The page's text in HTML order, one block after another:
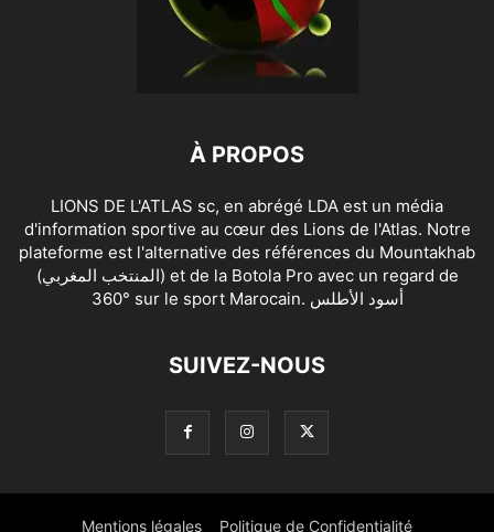
À PROPOS
LIONS DE L'ATLAS sc, en abrégé LDA est un média
d'information sportive au cœur des Lions de l'Atlas. Notre
plateforme est l'alternative des références du Mountakhab
(المنتخب المغربي) et de la Botola Pro avec un regard de
360° sur le sport Marocain. أسود الأطلس
SUIVEZ-NOUS
Mentions légales Politique de Confidentialité